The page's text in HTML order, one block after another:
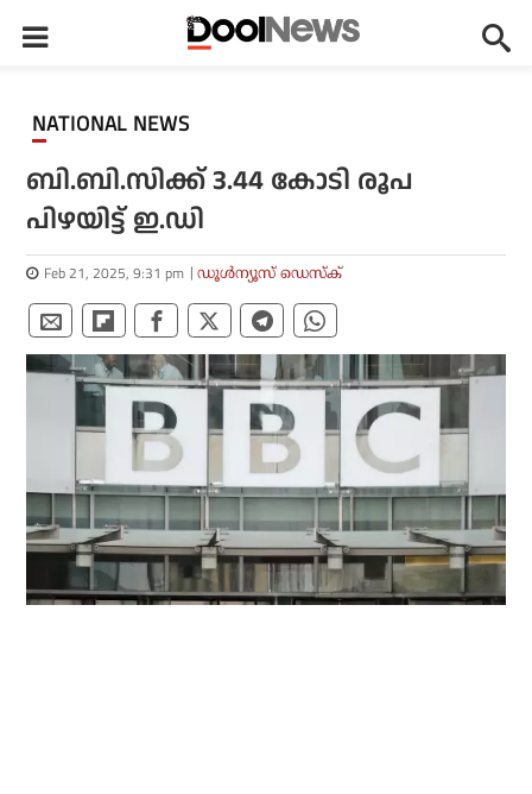
NATIONAL NEWS
ബി.ബി.സിക്ക് 3.44 കോടി രൂപ
പിഴയിട്ട് ഇ.ഡി
Feb 21, 2025, 9:31 pm ഡൂള്‍ന്യൂസ് ഡെസ്‌ക്